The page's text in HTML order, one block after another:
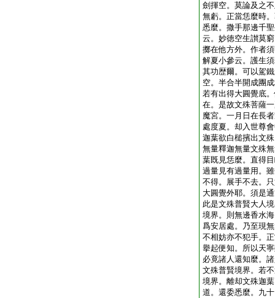
劍揮空。莫論及之
無虧。正當恁麼時
悉麼。撒手那邊千
云。妙徳空生讃莫
擲在他方外。作者
解夏小參云。護生
其功歴爾。可以駕
空。半合半開成團
若有出得大圓覺底
在。是故文殊菩薩
魔宮。一月日在長
處度夏。却入世尊
迦葉欲白槌擯出文
無量釋迦無量文殊
葉既見恁麼。直得
過量見有過量用。
不得。展手不去。
大圓覺外耶。須是
此是文殊普賢大人
境界。則無邊香水
爲安居處。乃至現
不相妨亦不犯手。
擧起便知。所以天
必竟諸人還知麼。
文殊普賢境界。若
境界。離却文殊迦
道。還委悉麼。九